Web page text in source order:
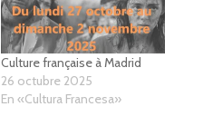
Culture française à Madrid
26 octubre 2025
En «Cultura Francesa»